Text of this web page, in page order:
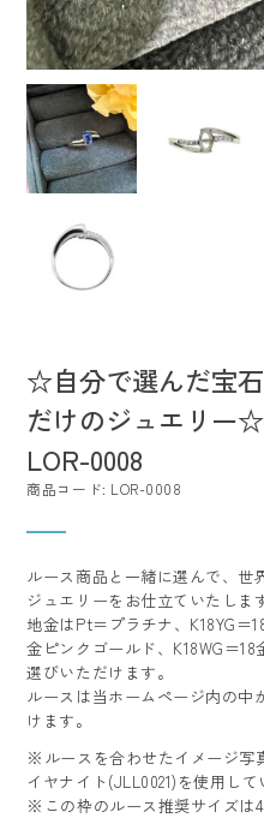
☆自分で選んだ宝
だけのジュエリー
LOR-0008
商品コード: LOR-0008
ルース商品と一緒に選んで、世
ジュエリーをお仕立ていたしま
地金はPt＝プラチナ、K18YG＝
金ピンクゴールド、K18WG＝
選びいただけます。
ルースは当ホームページ内の中
けます。
※ルースを合わせたイメージ写
イヤナイト(JLL0021)を使用して
※この枠のルース推奨サイズは